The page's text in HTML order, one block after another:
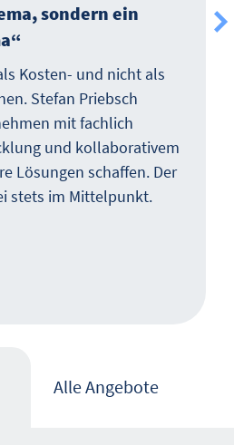
sondern ein
Kosten- und nicht als
Stefan Priebsch
mit fachlich
und kollaborativem
Lösungen schaffen. Der
stets im Mittelpunkt.
Alle Angebote